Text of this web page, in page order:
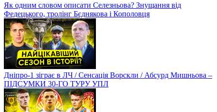
Як одним словом описати Селезньова? Знущання від
Федецького, тролінг Бєднякова і Кополовця
Дніпро-1 зіграє в ЛЧ / Сенсація Ворскли / Абсурд Мишньова –
ПІДСУМКИ 30-ГО ТУРУ УПЛ